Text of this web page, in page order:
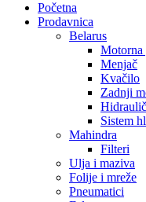
Početna
Prodavnica
Belarus
Motorna
Menjač
Kvačilo
Zadnji
Sistem
Mahindra
Filteri
Ulja i maziva
Folije i mreže
Pneumatici